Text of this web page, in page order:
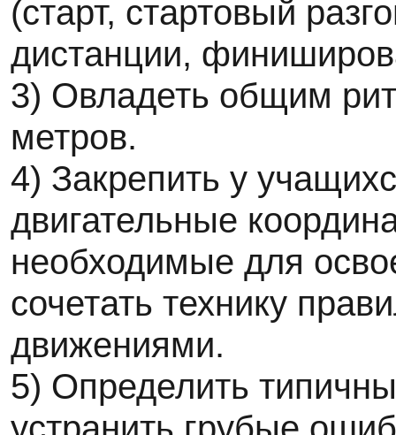
(старт, стартовый
дистанции,
3) Овладеть общим
метров.
4) Закрепить у
двигательные
необходимые для
сочетать технику
движениями.
5) Определить